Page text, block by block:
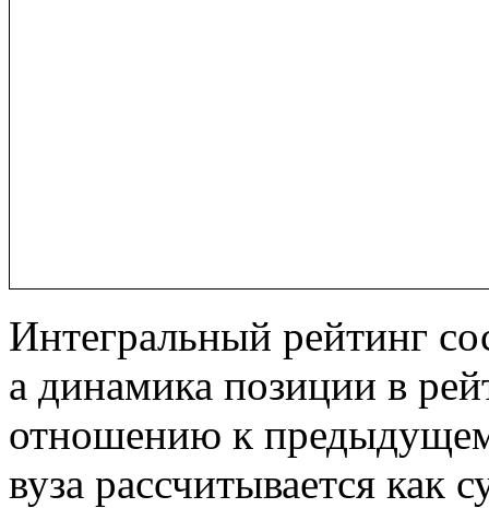
Интегральный рейтинг
а динамика позиции в
отношению к
вуза рассчитывается как